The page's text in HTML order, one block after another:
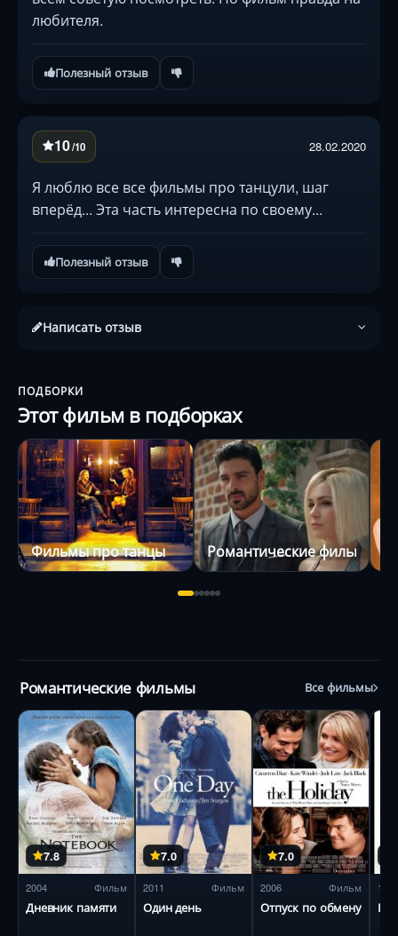
любителя.
Полезный отзыв
10/10 28.02.2020
Я люблю все все фильмы про танцули, шаг
вперёд... Эта часть интересна по своему...
Полезный отзыв
Написать отзыв
ПОДБОРКИ
Этот фильм в подборках
Фильмы про танцы Романтические фильмы
Романтические фильмы Все фильмы
7.8
2004 Фильм
Дневник памяти
7.0
2011 Фильм
Один день
7.0
2006 Фильм
Отпуск по обмену
1990